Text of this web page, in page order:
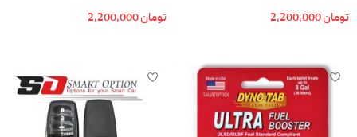
تومان تومان